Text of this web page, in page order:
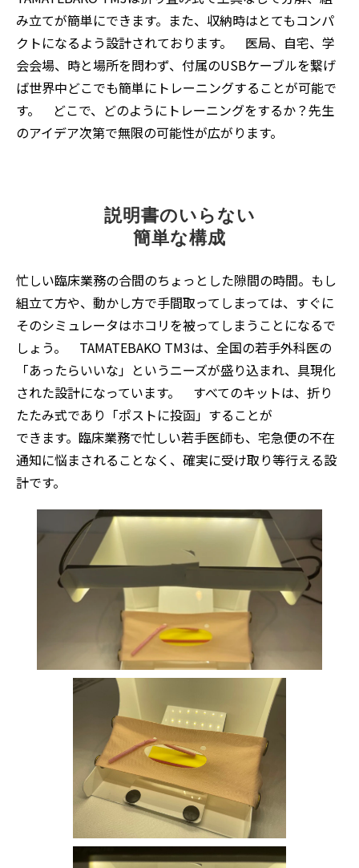
み立てが簡単にできます。また、収納時はとてもコンパ
クトになるよう設計されております。 医局、自宅、学
会会場、時と場所を問わず、付属のUSBケーブルを繋げ
ば世界中どこでも簡単にトレーニングすることが可能で
す。 どこで、どのようにトレーニングをするか？先生
のアイデア次第で無限の可能性が広がります。
説明書のいらない
簡単な構成
忙しい臨床業務の合間のちょっとした隙間の時間。もし
組立て方や、動かし方で手間取ってしまっては、すぐに
そのシミュレータはホコリを被ってしまうことになるで
しょう。 TAMATEBAKO TM3は、全国の若手外科医の
「あったらいいな」というニーズが盛り込まれ、具現化
された設計になっています。 すべてのキットは、折り
たたみ式であり「ポストに投函」することが
できます。臨床業務で忙しい若手医師も、宅急便の不在
通知に悩まされることなく、確実に受け取り等行える設
計です。